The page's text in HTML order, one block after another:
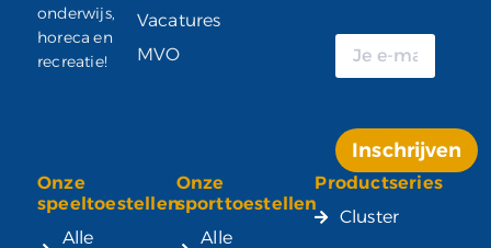
onderwijs,
horeca en
recreatie!
Vacatures
MVO
Inschrijven
Alternative:
Onze
speeltoestellen
Alle
Onze
sporttoestellen
Alle
Productseries
Cluster